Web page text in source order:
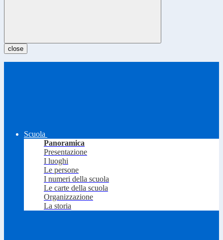
close
Scuola
Panoramica
Presentazione
I luoghi
Le persone
I numeri della scuola
Le carte della scuola
Organizzazione
La storia